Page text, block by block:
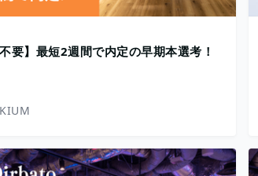
不要】最短2週間で内定の早期本選考！